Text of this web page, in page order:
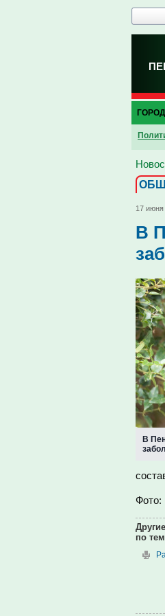
17 июня
В
В
Фото:
по